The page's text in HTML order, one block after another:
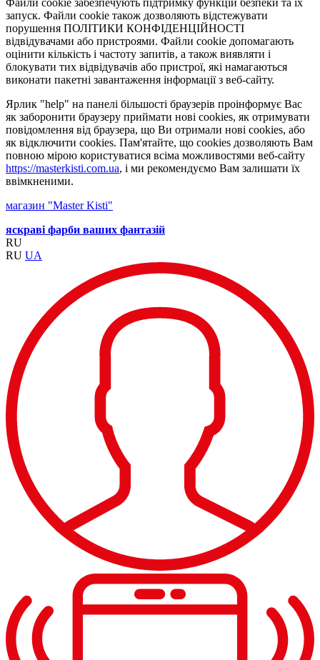
Файли cookie забезпечують підтримку функцій безпеки та їх
запуск. Файли cookie також дозволяють відстежувати
порушення ПОЛІТИКИ КОНФІДЕНЦІЙНОСТІ
відвідувачами або пристроями. Файли cookie допомагають
оцінити кількість і частоту запитів, а також виявляти і
блокувати тих відвідувачів або пристрої, які намагаються
виконати пакетні завантаження інформації з веб-сайту.
Ярлик "help" на панелі більшості браузерів проінформує Вас
як заборонити браузеру приймати нові cookies, як отримувати
повідомлення від браузера, що Ви отримали нові cookies, або
як відключити cookies. Пам'ятайте, що cookies дозволяють Вам
повною мірою користуватися всіма можливостями веб-сайту
https://masterkisti.com.ua, і ми рекомендуємо Вам залишати їх
ввімкненими.
магазин "Master Kisti"
яскраві фарби ваших фантазій
RU
RU UA